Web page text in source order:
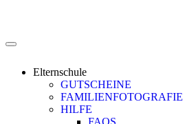
Elternschule
GUTSCHEINE
FAMILIENFOTOGRAFIE
HILFE
FAQS